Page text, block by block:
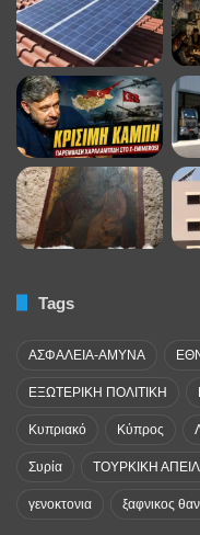
Tags
ΑΣΦΑΛΕΙΑ-ΑΜΥΝΑ
ΕΞΩΤΕΡΙΚΗ ΠΟΛΙΤΙΚΗ
Κυπριακό Κύπρος
Συρία ΤΟΥΡΚΙΚΗ
γενοκτονια ξαφνικος